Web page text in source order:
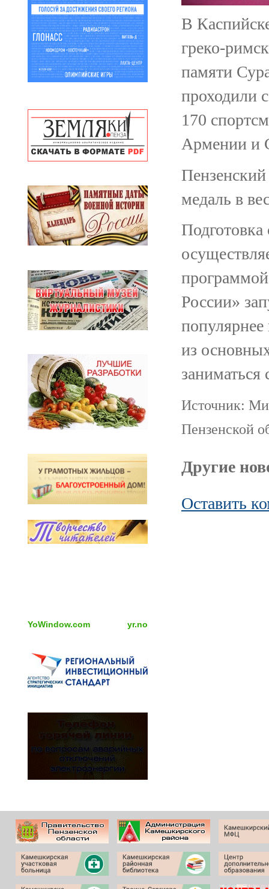
YoWindow.com yr.no
В
греко-
памяти
проходили
170
Армении и
медаль в
Подготовка
России»
из
Источник:
Пензенской
Другие
Оставить